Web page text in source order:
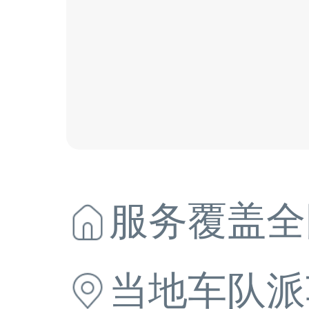
服务覆盖
当地车队